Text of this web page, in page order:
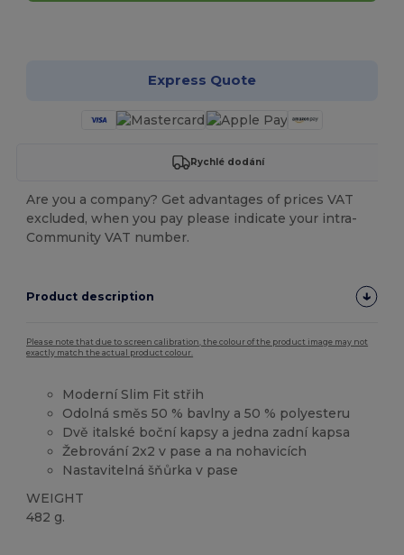
Express Quote
Rychlé dodání
Are you a company? Get advantages of prices VAT
excluded, when you pay please indicate your intra-
Community VAT number.
Product description
Please note that due to screen calibration, the colour of the product image may not
exactly match the actual product colour.
Moderní Slim Fit střih
Odolná směs 50 % bavlny a 50 % polyesteru
Dvě italské boční kapsy a jedna zadní kapsa
Žebrování 2x2 v pase a na nohavicích
Nastavitelná šňůrka v pase
WEIGHT
482 g.